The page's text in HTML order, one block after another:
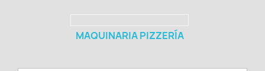
MAQUINARIA PIZZERÍA